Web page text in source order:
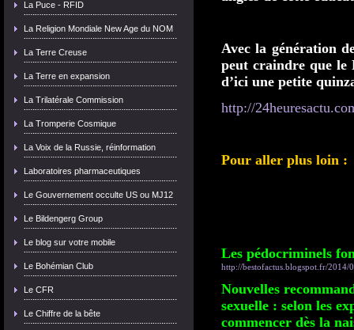
La Puce - RFID
La Religion Mondiale New Age du NOM
La Terre Creuse
La Terre en expansion
La Trilatérale Commission
La Tromperie Cosmique
La Voix de la Russie, réinformation
Laboratoires pharmaceutiques
Le Gouvernement occulte US ou MJ12
Le Bildengerg Group
Le blog sur votre mobile
Le Bohémian Club
Le CFR
Le Chiffre de la bête
Avec la génération
peut craindre que le
d’ici une petite
http://
Pour aller plus loin :
Les pédocriminels
http://bestofactus.blogspot.fr/2014/
Nouvelles
sexuelle : selon les
commencer dès la